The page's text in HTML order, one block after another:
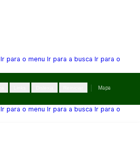
Ir para o menu Ir para a busca Ir para o
Mapa
Ir para o menu Ir para a busca Ir para o